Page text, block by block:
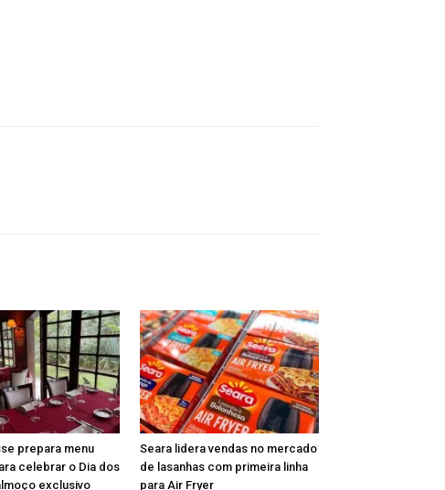
prepara menu
celebrar o Dia dos
exclusivo
Seara lidera vendas no mercado
de lasanhas com primeira linha
para Air Fryer